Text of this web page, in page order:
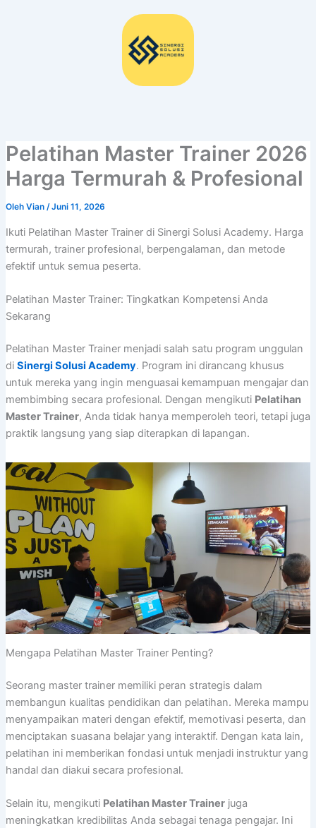
Pelatihan Master Trainer 2026
Harga Termurah & Profesional
Oleh Vian /Juni 11, 2026
Ikuti Pelatihan Master Trainer di Sinergi Solusi Academy. Harga
termurah, trainer profesional, berpengalaman, dan metode
efektif untuk semua peserta.
Pelatihan Master Trainer: Tingkatkan Kompetensi Anda
Sekarang
Pelatihan Master Trainer menjadi salah satu program unggulan
di Sinergi Solusi Academy. Program ini dirancang khusus
untuk mereka yang ingin menguasai kemampuan mengajar dan
membimbing secara profesional. Dengan mengikuti Pelatihan
Master Trainer, Anda tidak hanya memperoleh teori, tetapi juga
praktik langsung yang siap diterapkan di lapangan.
Mengapa Pelatihan Master Trainer Penting?
Seorang master trainer memiliki peran strategis dalam
membangun kualitas pendidikan dan pelatihan. Mereka mampu
menyampaikan materi dengan efektif, memotivasi peserta, dan
menciptakan suasana belajar yang interaktif. Dengan kata lain,
pelatihan ini memberikan fondasi untuk menjadi instruktur yang
handal dan diakui secara profesional.
Selain itu, mengikuti Pelatihan Master Trainerjuga
meningkatkan kredibilitas Anda sebagai tenaga pengajar. Ini